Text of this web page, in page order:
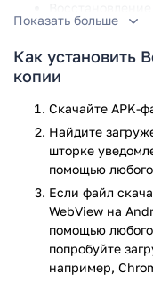
Возврат
Резервное
Поиск
Приложение,
случилась беда.
После
При переходе
Когда ребенок
Приложение
проверку
Показать больше
Как установить
копии
Скачайте APK-
Найдите
шторке
помощью
Если файл
WebView на
помощью
попробуйте
например,